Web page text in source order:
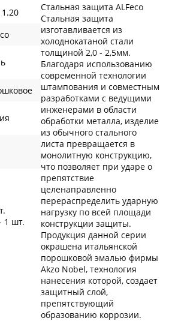
1 шт.
Стальная защита ALFeco
Стальная защита
изготавливается из
холоднокатаной стали
толщиной 2,0 - 2,5мм.
Благодаря использованию
современной технологии
штампования и совместным
разработками с ведущими
инженерами в области
обработки металла, изделие
из обычного стального
листа превращается в
монолитную конструкцию,
что позволяет при ударе о
препятствие
целенаправленно
перераспределить ударную
нагрузку по всей площади
конструкции защиты.
Продукция данной серии
окрашена итальянской
порошковой эмалью фирмы
Akzo Nobel, технология
нанесения которой, создает
защитный слой,
препятствующий
образованию коррозии.